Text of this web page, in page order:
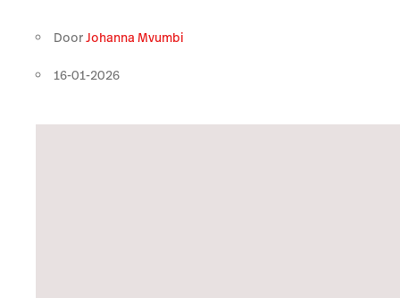
DoorJohanna Mvumbi
16-01-2026